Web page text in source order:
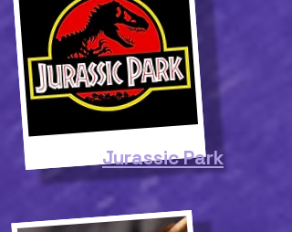
Jurassic Park